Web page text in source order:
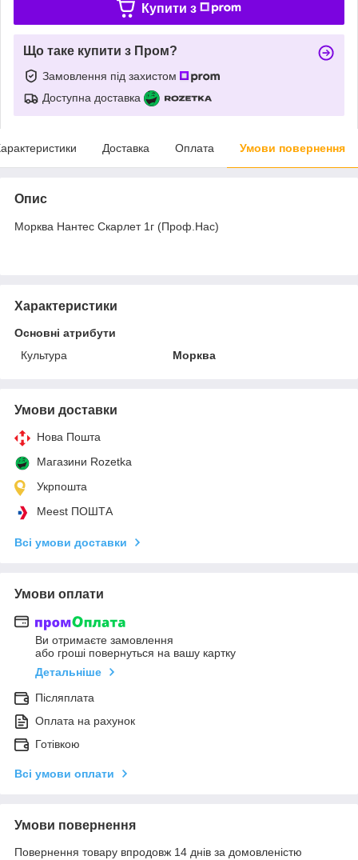
Купити з
Що таке купити з Пром?
Замовлення під захистом
Доступна доставка
Доставка Оплата Умови повернення
Опис
Морква Нантес Скарлет 1г (Проф.Нас)
Характеристики
Основні атрибути
Культура
Морква
Умови доставки
Нова Пошта
Магазини Rozetka
Укрпошта
Meest ПОШТА
Всі умови доставки
Умови оплати
Ви отримаєте замовлення
або гроші повернуться на вашу картку
Детальніше
Післяплата
Оплата на рахунок
Готівкою
Всі умови оплати
Умови повернення
Повернення товару впродовж 14 днів за домовленістю